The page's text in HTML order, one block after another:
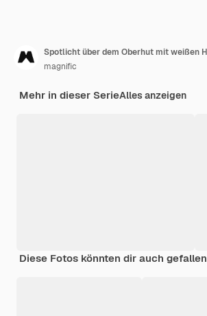
magnific
Mehr in dieser SerieAlles anzeigen
Diese Fotos könnten dir auch gefallen